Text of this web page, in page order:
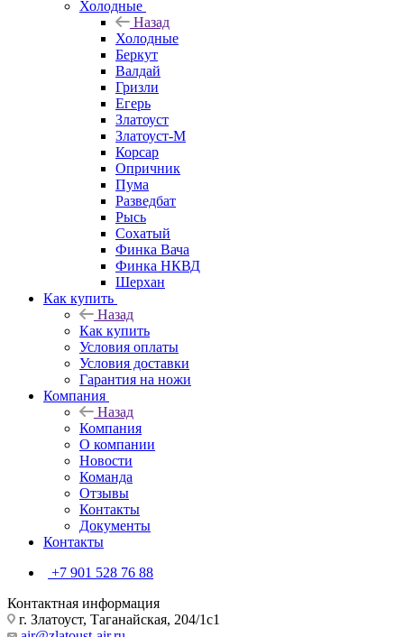
Холодные
Назад
Холодные
Беркут
Валдай
Гризли
Егерь
Златоуст
Златоуст-М
Корсар
Опричник
Пума
Разведбат
Рысь
Сохатый
Финка Вача
Финка НКВД
Шерхан
Как купить
Назад
Как купить
Условия оплаты
Условия доставки
Гарантия на ножи
Компания
Назад
Компания
О компании
Новости
Команда
Отзывы
Контакты
Документы
Контакты
+7 901 528 76 88
Контактная информация
г. Златоуст, Таганайская, 204/1с1